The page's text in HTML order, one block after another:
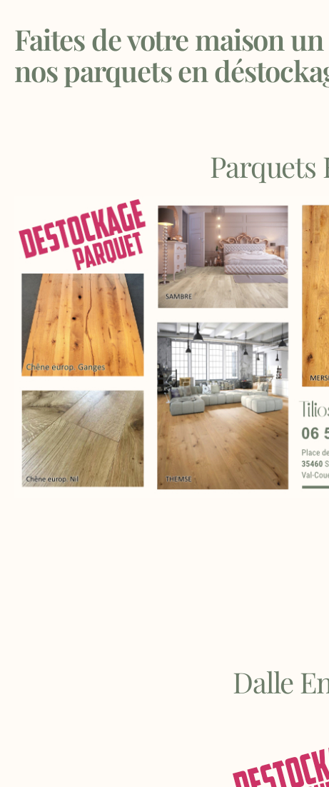
Faites de votre maison
nos parquets en
Parquets
Dalle